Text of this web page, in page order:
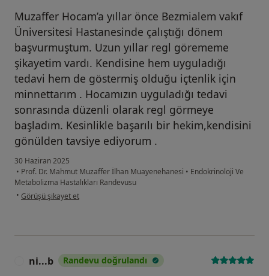
Muzaffer Hocam’a yıllar önce Bezmialem vakıf
Üniversitesi Hastanesinde çalıştığı dönem
başvurmuştum. Uzun yıllar regl görememe
şikayetim vardı. Kendisine hem uyguladığı
tedavi hem de göstermiş olduğu içtenlik için
minnettarım . Hocamızın uyguladığı tedavi
sonrasında düzenli olarak regl görmeye
başladım. Kesinlikle başarılı bir hekim,kendisini
gönülden tavsiye ediyorum .
30 Haziran 2025
• Prof. Dr. Mahmut Muzaffer İlhan Muayenehanesi • Endokrinoloji Ve
Metabolizma Hastalıkları Randevusu
• kullanıcının görüşüne göre s.....
Görüşü şikayet et
ni...b Randevu doğrulandı